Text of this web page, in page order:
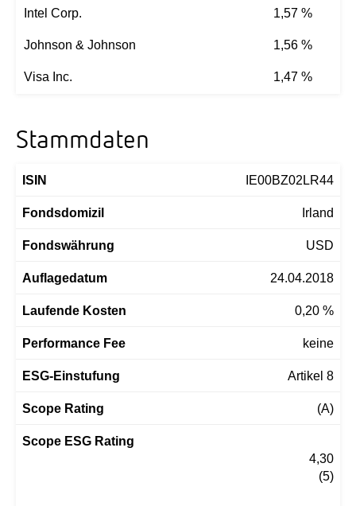
Intel Corp. 1,57 %
Johnson & Johnson 1,56 %
Visa Inc. 1,47 %
Stammdaten
ISIN IE00BZ02LR44
Fondsdomizil Irland
Fondswährung USD
Auflagedatum 24.04.2018
Laufende Kosten 0,20 %
Performance Fee keine
ESG-Einstufung Artikel 8
Scope Rating (A)
Scope ESG Rating